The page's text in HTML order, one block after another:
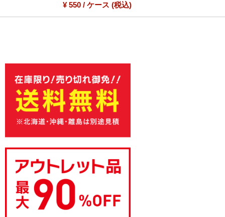
¥ 550 / ケース (税込)